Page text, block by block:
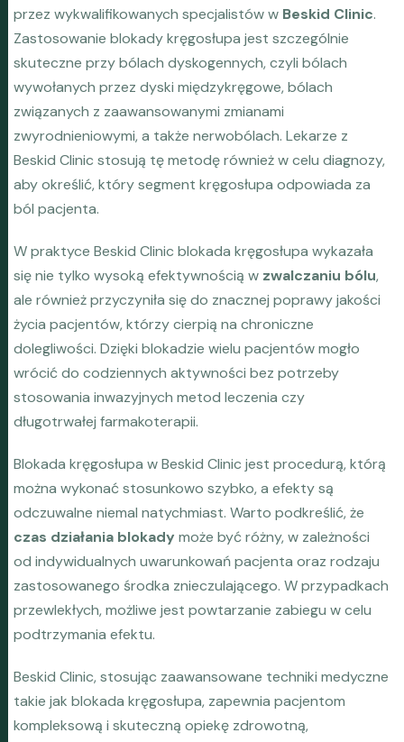
przez wykwalifikowanych specjalistów w Beskid Clinic.
Zastosowanie blokady kręgosłupa jest szczególnie
skuteczne przy bólach dyskogennych, czyli bólach
wywołanych przez dyski międzykręgowe, bólach
związanych z zaawansowanymi zmianami
zwyrodnieniowymi, a także nerwobólach. Lekarze z
Beskid Clinic stosują tę metodę również w celu diagnozy,
aby określić, który segment kręgosłupa odpowiada za
ból pacjenta.
W praktyce Beskid Clinic blokada kręgosłupa wykazała
się nie tylko wysoką efektywnością w zwalczaniu bólu,
ale również przyczyniła się do znacznej poprawy jakości
życia pacjentów, którzy cierpią na chroniczne
dolegliwości. Dzięki blokadzie wielu pacjentów mogło
wrócić do codziennych aktywności bez potrzeby
stosowania inwazyjnych metod leczenia czy
długotrwałej farmakoterapii.
Blokada kręgosłupa w Beskid Clinic jest procedurą, którą
można wykonać stosunkowo szybko, a efekty są
odczuwalne niemal natychmiast. Warto podkreślić, że
czas działania blokady może być różny, w zależności
od indywidualnych uwarunkowań pacjenta oraz rodzaju
zastosowanego środka znieczulającego. W przypadkach
przewlekłych, możliwe jest powtarzanie zabiegu w celu
podtrzymania efektu.
Beskid Clinic, stosując zaawansowane techniki medyczne
takie jak blokada kręgosłupa, zapewnia pacjentom
kompleksową i skuteczną opiekę zdrowotną,